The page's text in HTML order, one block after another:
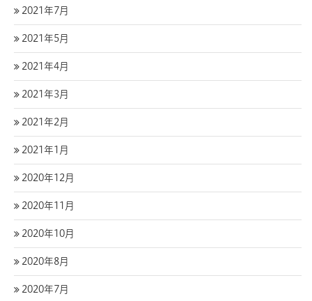
2021年7月
2021年5月
2021年4月
2021年3月
2021年2月
2021年1月
2020年12月
2020年11月
2020年10月
2020年8月
2020年7月